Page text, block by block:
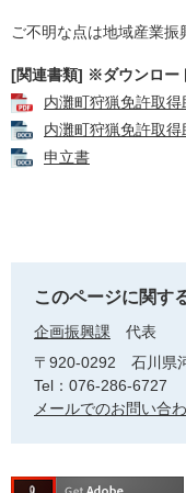
ご不明な点は地域産業振
[関連書類] ※ダウンロー
内灘町狩猟免許取得
内灘町狩猟免許取
申立書
このページに関す
企画振興課
代表
〒920-0292
石川県
Tel：076-286-6727
メールでのお問い合